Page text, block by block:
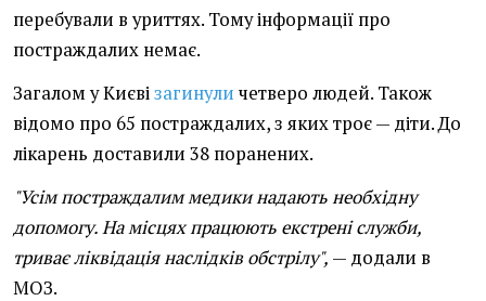
перебували в уриттях. Тому інформації про
постраждалих немає.
Загалом у Києвізагинули четверо людей. Також
відомо про 65 постраждалих, з яких троє — діти. До
лікарень доставили 38 поранених.
"Усім постраждалим медики надають необхідну
допомогу. На місцях працюють екстрені служби,
триває ліквідація наслідків обстрілу", — додали в
МОЗ.